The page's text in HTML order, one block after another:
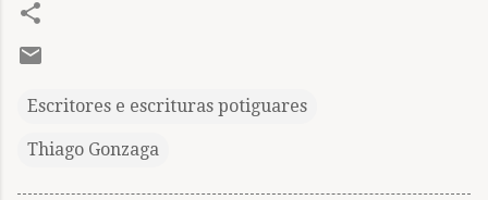
Escritores e escrituras potiguares
Thiago Gonzaga